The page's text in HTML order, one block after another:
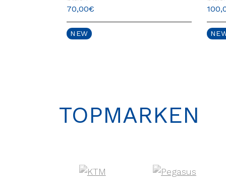
70,00€
NEW
TOPMARKEN